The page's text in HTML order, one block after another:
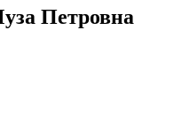
Петровна